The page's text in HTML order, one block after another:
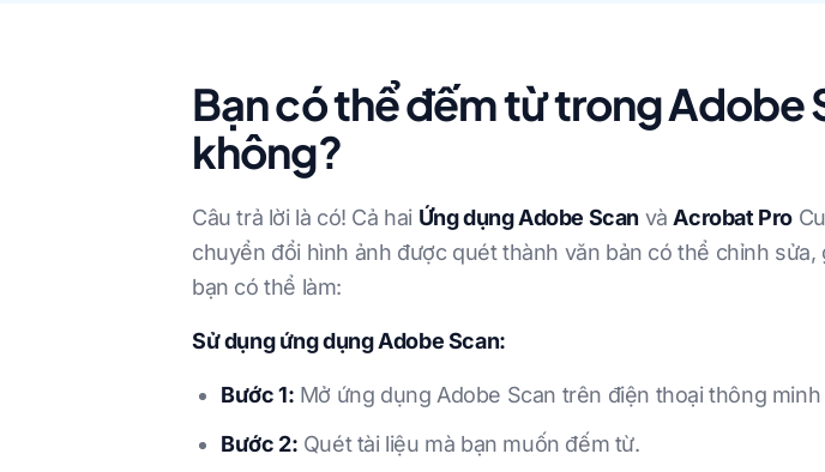
Bạn có thể đếm từ trong Adobe
không?
Câu trả lời là có! Cả hai Ứng dụng Adobe Scan vàAcrobat Pro
chuyển đổi hình ảnh được quét thành văn bản có thể chỉnh
bạn có thể làm:
Sử dụng ứng dụng Adobe Scan:
Bước 1: Mở ứng dụng Adobe Scan trên điện thoại thông
Bước 2: Quét tài liệu mà bạn muốn đếm từ.